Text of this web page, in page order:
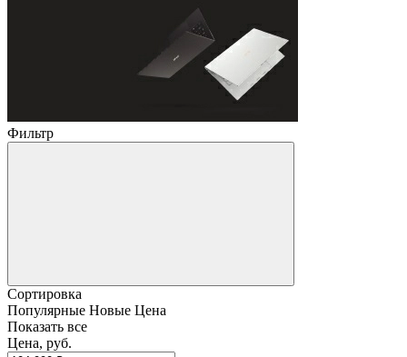
Фильтр
Сортировка
Популярные Новые Цена
Показать все
Цена, руб.